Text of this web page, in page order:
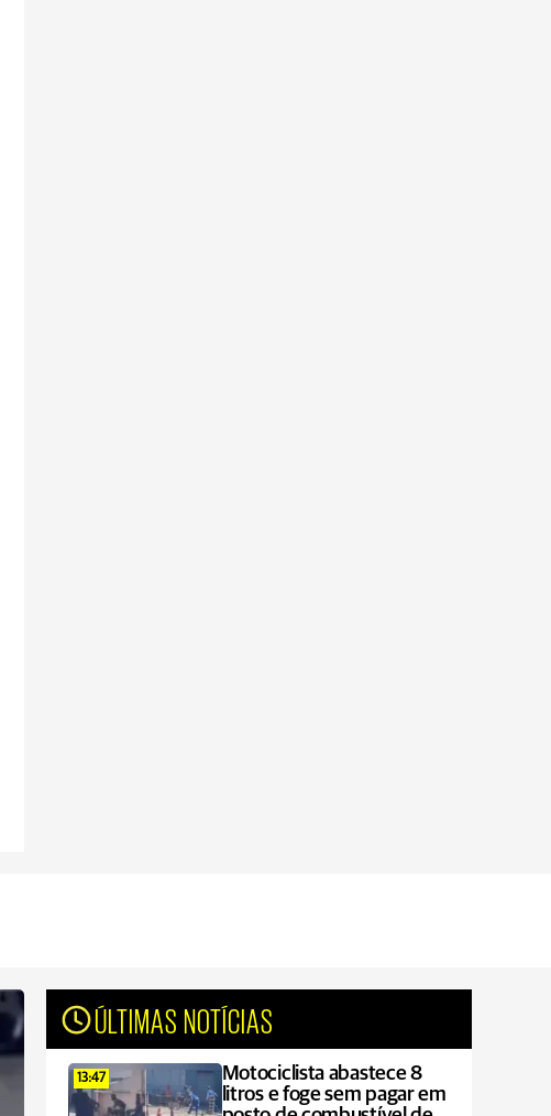
ÚLTIMAS NOTÍCIAS
13:47
Motociclista abastece 8
litros e foge sem pagar em